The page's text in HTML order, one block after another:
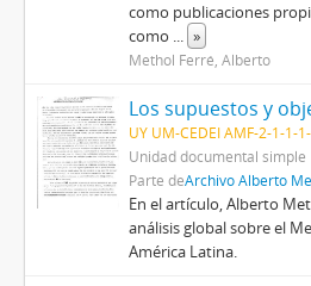
como publicaciones
como ... »
Methol Ferré, Alberto
Los supuestos y
UY UM-CEDEI AMF-2-1-1-
Unidad documental simple
Parte deArchivo Alberto
En el artículo, Alberto
análisis global sobre el
América Latina.